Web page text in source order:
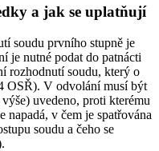
a jak se uplatňují
soudu prvního stupně je
je nutné podat do patnácti
rozhodnutí soudu, který o
OSŘ). V odvolání musí být
uvedeno, proti kterému
napadá, v čem je spatřována
soudu a čeho se